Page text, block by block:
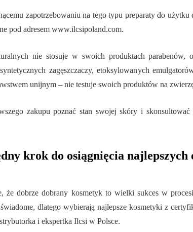
zapotrzebowaniu na tego typu preparaty do
pod adresem www.ilcsipoland.com.
nie stosuje w swoich produktach parabenów,
zagęszczaczy, etoksylowanych
unijnym – nie testuje swoich produktów na
zakupu poznać stan swojej skóry i skonsultować
krok do osiągnięcia najlepszych
że dobrze dobrany kosmetyk to wielki sukces w
dlatego wybierają najlepsze kosmetyki z
i ekspertka Ilcsi w Polsce.